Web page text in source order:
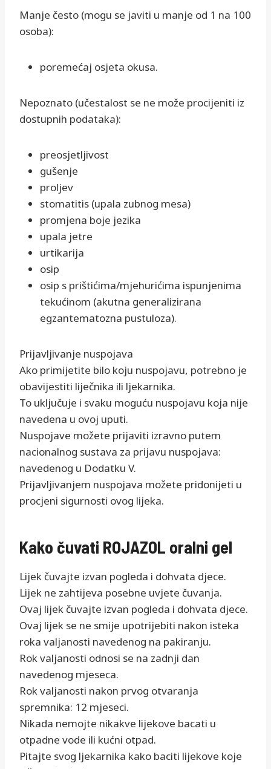
Manje često (mogu se javiti u manje od 1 na 100
osoba):
poremećaj osjeta okusa.
Nepoznato (učestalost se ne može procijeniti iz
dostupnih podataka):
preosjetljivost
gušenje
proljev
stomatitis (upala zubnog mesa)
promjena boje jezika
upala jetre
urtikarija
osip
osip s prištićima/mjehurićima ispunjenima
tekućinom (akutna generalizirana
egzantematozna pustuloza).
Prijavljivanje nuspojava
Ako primijetite bilo koju nuspojavu, potrebno je
obavijestiti liječnika ili ljekarnika.
To uključuje i svaku moguću nuspojavu koja nije
navedena u ovoj uputi.
Nuspojave možete prijaviti izravno putem
nacionalnog sustava za prijavu nuspojava:
navedenog u Dodatku V.
Prijavljivanjem nuspojava možete pridonijeti u
procjeni sigurnosti ovog lijeka.
Kako čuvati ROJAZOL oralni gel
Lijek čuvajte izvan pogleda i dohvata djece.
Lijek ne zahtijeva posebne uvjete čuvanja.
Ovaj lijek čuvajte izvan pogleda i dohvata djece.
Ovaj lijek se ne smije upotrijebiti nakon isteka
roka valjanosti navedenog na pakiranju.
Rok valjanosti odnosi se na zadnji dan
navedenog mjeseca.
Rok valjanosti nakon prvog otvaranja
spremnika: 12 mjeseci.
Nikada nemojte nikakve lijekove bacati u
otpadne vode ili kućni otpad.
Pitajte svog ljekarnika kako baciti lijekove koje